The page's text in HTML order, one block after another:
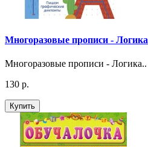
Многоразовые прописи - Логика
Многоразовые прописи - Логика..
130 р.
Купить